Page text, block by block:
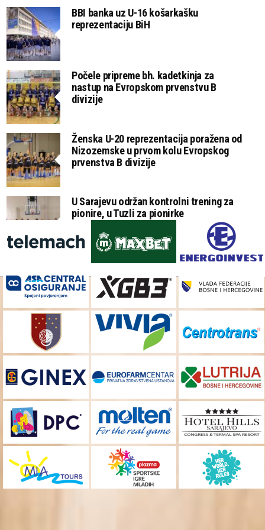
BBI banka uz U-16 košarkašku
reprezentaciju BiH
Počele pripreme bh. kadetkinja za
nastup na Evropskom prvenstvu B
divizije
Ženska U-20 reprezentacija poražena od
Nizozemske u prvom kolu Evropskog
prvenstva B divizije
U Sarajevu održan kontrolni trening za
pionire, u Tuzli za pionirke